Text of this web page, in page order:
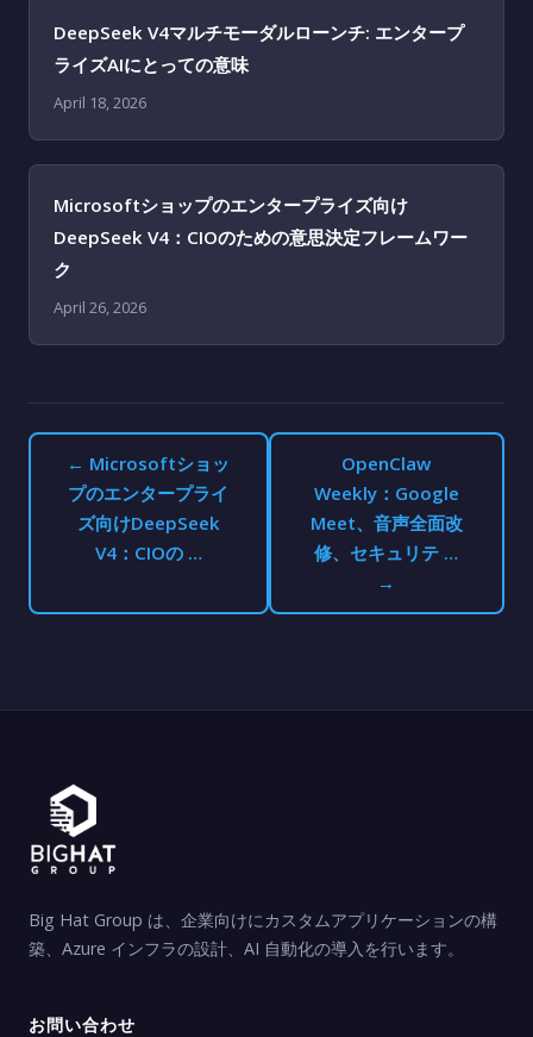
DeepSeek V4マルチモーダルローンチ: エンタープ
ライズAIにとっての意味
April 18, 2026
Microsoftショップのエンタープライズ向け
DeepSeek V4：CIOのための意思決定フレームワー
ク
April 26, 2026
← Microsoftショッ
プのエンタープライ
ズ向けDeepSeek
V4：CIOの …
OpenClaw
Weekly：Google
Meet、音声全面改
修、セキュリテ …
→
Big Hat Group は、企業向けにカスタムアプリケーションの構
築、Azure インフラの設計、AI 自動化の導入を行います。
お問い合わせ